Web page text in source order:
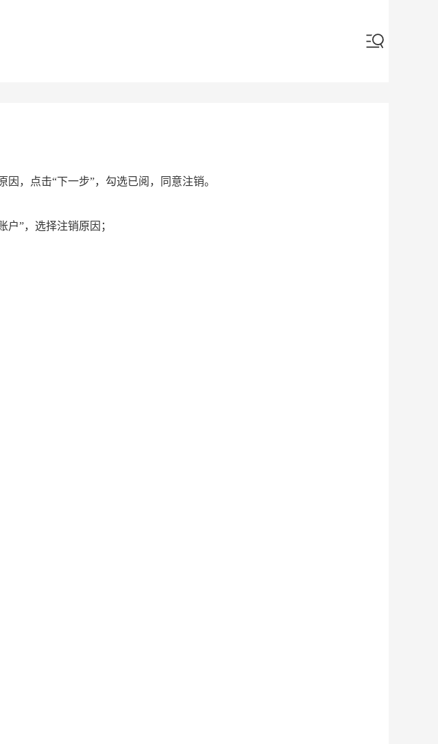
，点击“下一步”，勾选已阅，同意注销。
”，选择注销原因；